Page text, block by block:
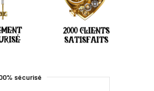
sécurisé